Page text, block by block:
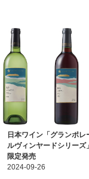
日本ワイン「グランポレ
ルヴィンヤードシリーズ
限定発売
2024-09-26